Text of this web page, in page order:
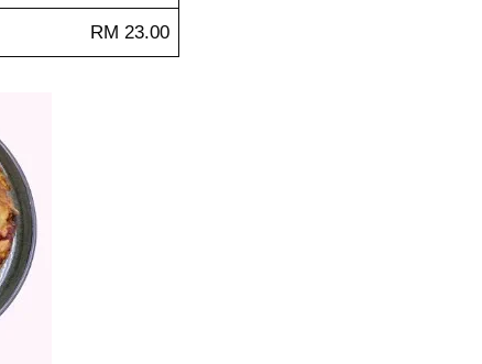
RM 23.00